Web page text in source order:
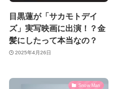
目黒蓮が「サカモトデイ
ズ」実写映画に出演！？金
髪にしたって本当なの？
2025年4月26日
Snow Man